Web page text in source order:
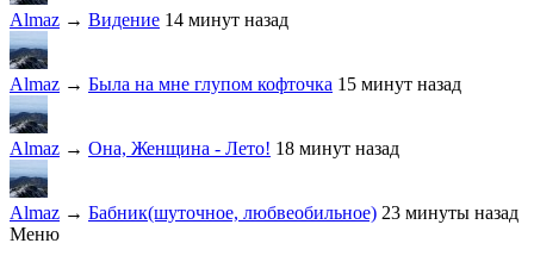
Almaz → Видение 14 минут назад
Almaz → Была на мне глупом кофточка 15 минут назад
Almaz → Она, Женщина - Лето! 18 минут назад
Almaz → Бабник(шуточное, любвеобильное) 23 минуты назад
Меню